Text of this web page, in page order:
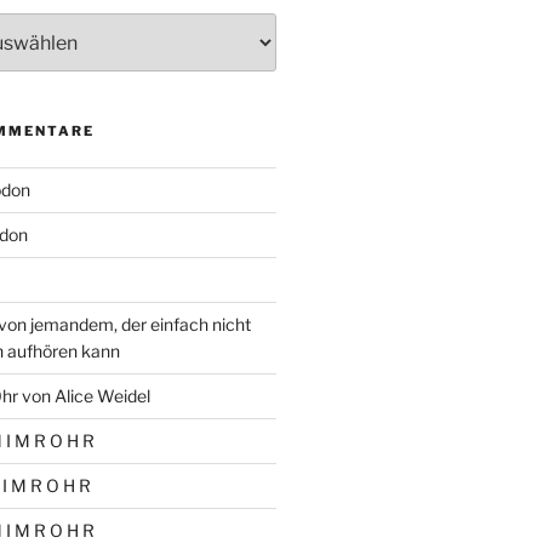
jemandem, der einfach nicht
aufhören kann
von Alice Weidel
I M R O H R
M R O H R
I M R O H R